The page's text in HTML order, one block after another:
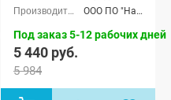
ООО ПО "Начало"
Под заказ 5-12 рабочих дней
5 440 руб.
5 984